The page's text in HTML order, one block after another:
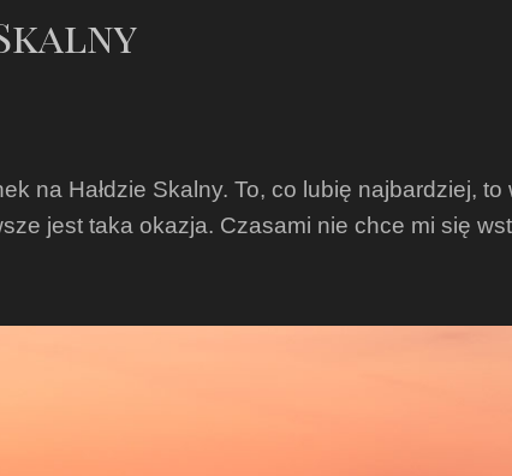
na Hałdzie Skalny. To, co lubię najbardziej,
jest taka okazja. Czasami nie chce mi się